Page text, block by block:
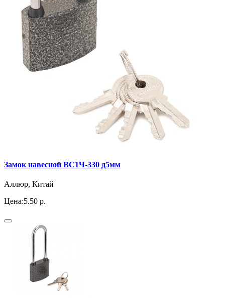
Замок навесной ВС1Ч-330 д5мм
Аллюр, Китай
Цена:5.50 р.